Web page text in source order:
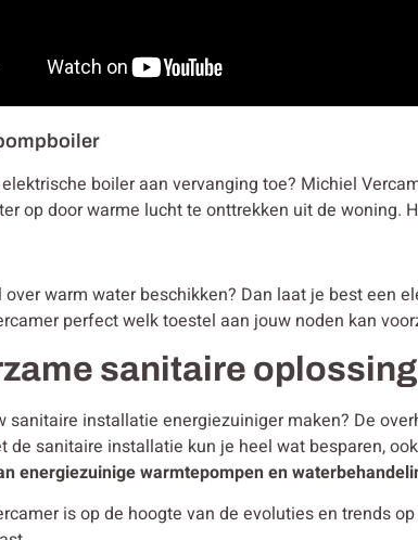
boiler aan vervanging toe? Michiel
op door warme lucht te onttrekken uit de woning.
over warm water beschikken? Dan laat je best een
perfect welk toestel aan jouw noden kan
sanitaire
sanitaire installatie energiezuiniger maken? De
de sanitaire installatie kun je heel wat besparen,
energiezuinige warmtepompen en
is op de hoogte van de evoluties en trends